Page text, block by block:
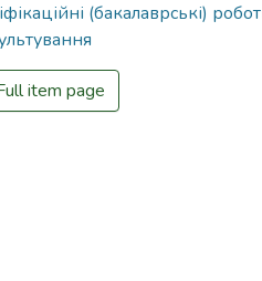
(бакалаврські)
item page